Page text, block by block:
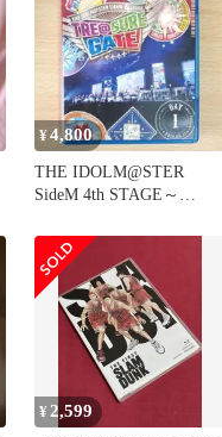
¥4,800
THE IDOLM@STER
SideM 4th STAGE～
¥ 2,599